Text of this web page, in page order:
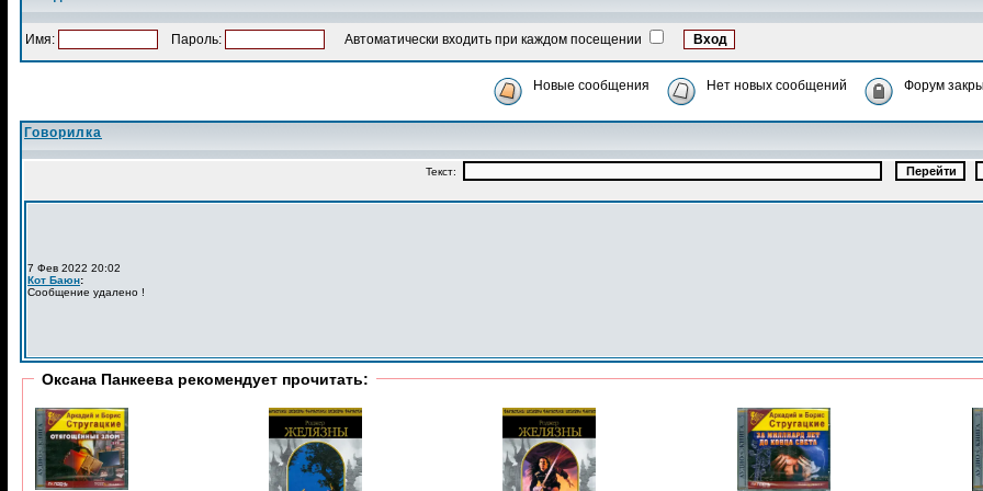
Имя: Пароль: Автоматически входить при каждом посещении
Новые сообщения Нет новых сообщений Форум
Говорилка
Оксана Панкеева рекомендует прочитать: